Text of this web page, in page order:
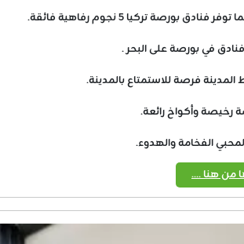
تركيا 5 نجوم رفاهية فائقة.
في بورصة على البحر .
فرصة للاستمتاع بالمدينة.
رخيصة وأكواخ رائعة.
الفخامة والهدوء.
من هنا ....